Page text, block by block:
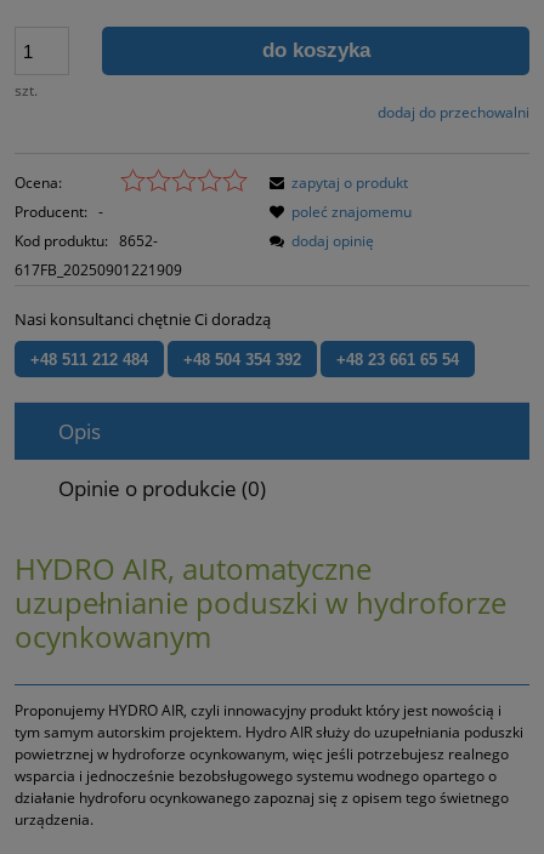
szt.
do koszyka
dodaj do przechowalni
Ocena:
Producent: -
Kod produktu: 8652-
617FB_20250901221909
zapytaj o produkt
poleć znajomemu
dodaj opinię
Nasi konsultanci chętnie Ci doradzą
+48 511 212 484 +48 504 354 392 +48 23 661 65 54
Opis
Opinie o produkcie (0)
HYDRO AIR, automatyczne
uzupełnianie poduszki w hydroforze
ocynkowanym
Proponujemy HYDRO AIR, czyli innowacyjny produkt który jest nowością i
tym samym autorskim projektem. Hydro AIR służy do uzupełniania poduszki
powietrznej w hydroforze ocynkowanym, więc jeśli potrzebujesz realnego
wsparcia i jednocześnie bezobsługowego systemu wodnego opartego o
działanie hydroforu ocynkowanego zapoznaj się z opisem tego świetnego
urządzenia.